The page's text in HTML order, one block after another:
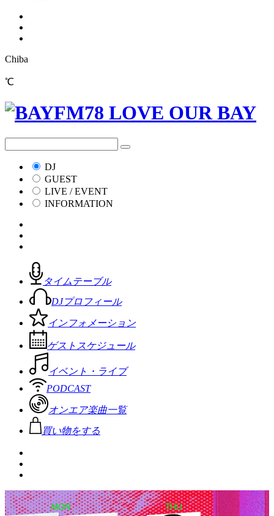
Chiba
℃
DJ
GUEST
LIVE / EVENT
INFORMATION
タイムテーブル
DJプロフィール
インフォメーション
ゲストスケジュール
イベント・ライブ
PODCAST
オンエア楽曲一覧
買い物をする